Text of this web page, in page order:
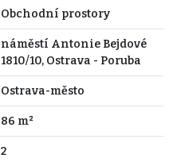
Obchodní prostory
náměstí Antonie Bejdové
1810/10, Ostrava - Poruba
Ostrava-město
86 m²
2